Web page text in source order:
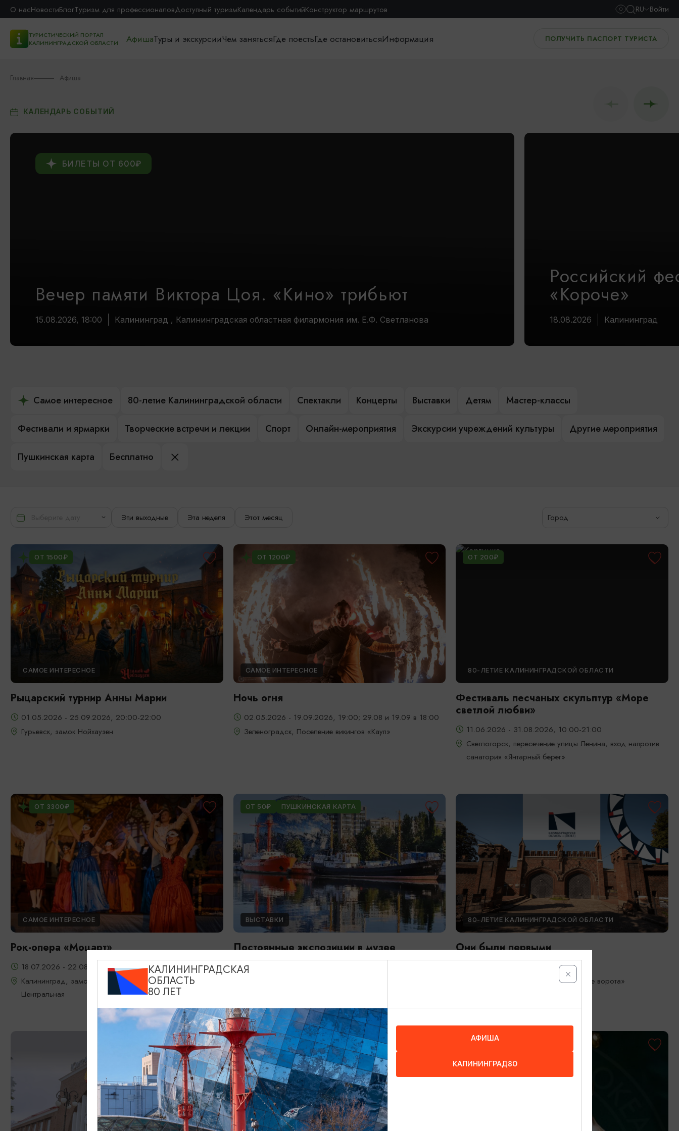
О насНовостиБлогТуризм для профессионаловДоступный туризмКалендарь событийКонструктор маршрутов RU Войти
ТУРИСТИЧЕСКИЙ ПОРТАЛ
КАЛИНИНГРАДСКОЙ ОБЛАСТИ
АфишаТуры и экскурсииЧем занятьсяГде поестьГде остановитьсяИнформация ПОЛУЧИТЬ ПАСПОРТ ТУРИСТА
Главная Афиша
КАЛЕНДАРЬ СОБЫТИЙ
Вечер памяти Виктора Цоя. «Кино» трибьют
15.08.2026, 18:00 Калининград , Калининградская областная филармония им. Е.Ф. Светланова
БИЛЕТЫ ОТ 600₽
Российский
«Короче»
18.08.2026 Калининград
Самое интересное 80-летие Калининградской области Спектакли Концерты Выставки Детям Мастер-классы
Фестивали и ярмарки Творческие встречи и лекции Спорт Онлайн-мероприятия Экскурсии учреждений культуры Другие мероприятия
Пушкинская карта Бесплатно
Эти выходные Эта неделя Этот месяц Город
ОТ 1500₽
САМОЕ ИНТЕРЕСНОЕ
Рыцарский турнир Анны Марии
01.05.2026 - 25.09.2026, 20:00-22:00
Гурьевск, замок Нойхаузен
ОТ 1200₽
САМОЕ ИНТЕРЕСНОЕ
Ночь огня
02.05.2026 - 19.09.2026, 19:00; 29.08 и 19.09 в 18:00
Зеленоградск, Поселение викингов «Кауп»
ОТ 200₽
80-ЛЕТИЕ КАЛИНИНГРАДСКОЙ ОБЛАСТИ
Фестиваль песчаных скульптур «Море
светлой любви»
11.06.2026 - 31.08.2026, 10:00-21:00
Светлогорск, пересечение улицы Ленина, вход напротив
санатория «Янтарный берег»
ОТ 3300₽
САМОЕ ИНТЕРЕСНОЕ
Рок-опера «Моцарт»
18.07.2026 - 22.08.2026, 18:00, 7.08 и 22.08 в 17:00
Калининград, замок Шаакен, пос. Некрасово, ул.
Центральная
ОТ 50₽ ПУШКИНСКАЯ КАРТА
ВЫСТАВКИ
Постоянные экспозиции в музее
Мирового океана
80-ЛЕТИЕ КАЛИНИНГРАДСКОЙ ОБЛАСТИ
Они были первыми
Калининград, Музей «Фридландские ворота»
КАЛИНИНГРАДСКАЯ
ОБЛАСТЬ
80 ЛЕТ
АФИША
КАЛИНИНГРАД80